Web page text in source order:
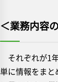
＜業務内容
それぞれが1
単に情報をま